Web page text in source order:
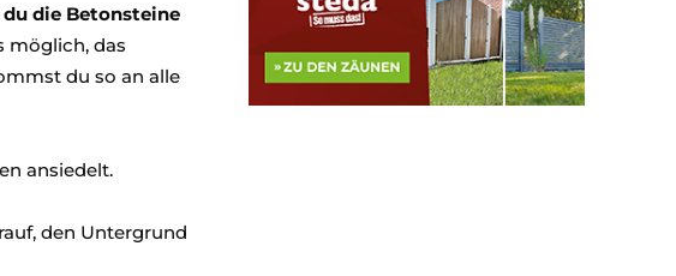
die Betonsteine
möglich, das
du so an alle
ansiedelt.
den Untergrund